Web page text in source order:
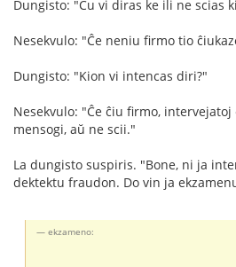
Dungisto: "Ĉu vi diras ke ili ne scias
Nesekvulo: "Ĉe neniu firmo tio
Dungisto: "Kion vi intencas diri?"
Nesekvulo: "Ĉe ĉiu firmo,
mensogi, aŭ ne scii."
La dungisto suspiris. "Bone, ni ja
dektektu fraudon. Do vin ja
ekzameno: